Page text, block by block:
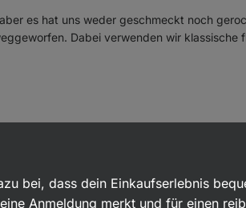
es hat uns weder geschmeckt noch
Dabei verwenden wir klassische
bei, dass dein Einkaufserlebnis
Anmeldung merkt und für einen